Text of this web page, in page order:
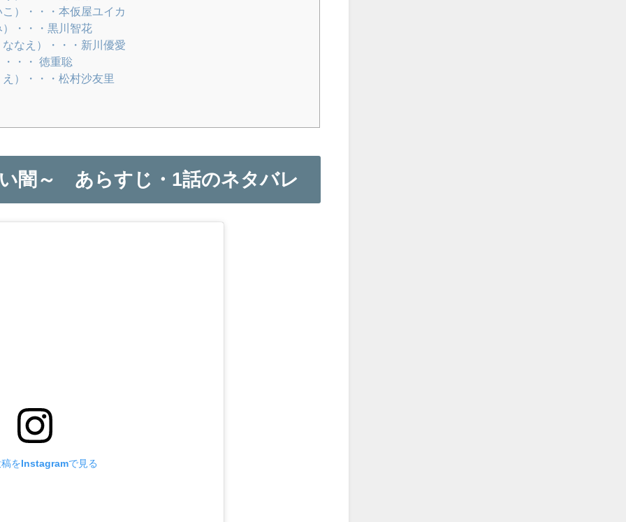
）・・・本仮屋ユイカ
・・・黒川智花
なえ）・・・新川優愛
・・ 徳重聡
）・・・松村沙友里
闇～ あらすじ・1話のネタバレ
をInstagramで見る